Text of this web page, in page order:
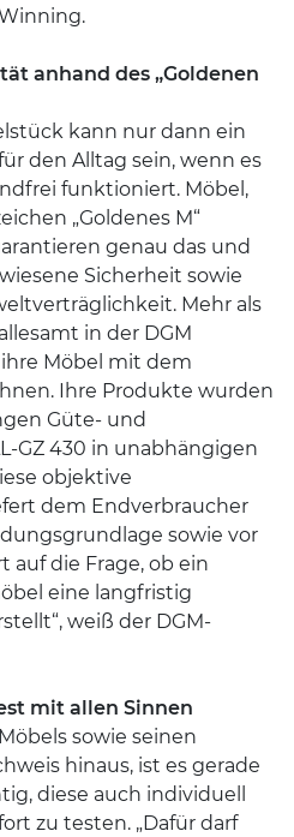
anhand des „Goldenen
kann nur dann ein
den Alltag sein, wenn es
funktioniert. Möbel,
„Goldenes M“
genau das und
Sicherheit sowie
Mehr als
in der DGM
Möbel mit dem
Ihre Produkte wurden
Güte- und
GZ 430 in unabhängigen
objektive
dem Endverbraucher
sowie vor
auf die Frage, ob ein
eine langfristig
weiß der DGM-
mit allen Sinnen
sowie seinen
hinaus, ist es gerade
diese auch individuell
zu testen. „Dafür darf